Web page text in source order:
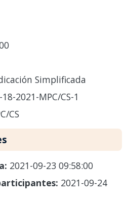
Simplificada
18-2021-MPC/CS-1
CS
2021-09-23 09:58:00
2021-09-24